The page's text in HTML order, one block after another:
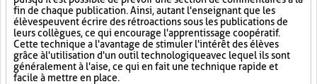
fin de chaque publication. Ainsi, autant l'enseignant que les
élèves peuvent écrire des rétroactions sous les publications de
leurs collègues, ce qui encourage l'apprentissage coopératif.
Cette technique a l'avantage de stimuler l'intérêt des élèves
grâce à l'utilisation d'un outil technologique avec lequel ils sont
généralement à l'aise, ce qui en fait une technique rapide et
facile à mettre en place.